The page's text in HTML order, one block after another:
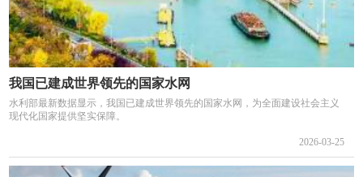
我国已建成世界领先的国家水网
水利部最新数据显示，我国已建成世界领先的国家水网，为全面建设社会主义
现代化国家提供坚实保障。
2026-03-25